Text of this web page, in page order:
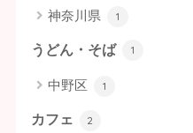
神奈川県 1
うどん・そば 1
中野区 1
カフェ 2